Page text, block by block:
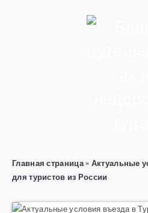
Главная страница» Актуальные
для туристов из России